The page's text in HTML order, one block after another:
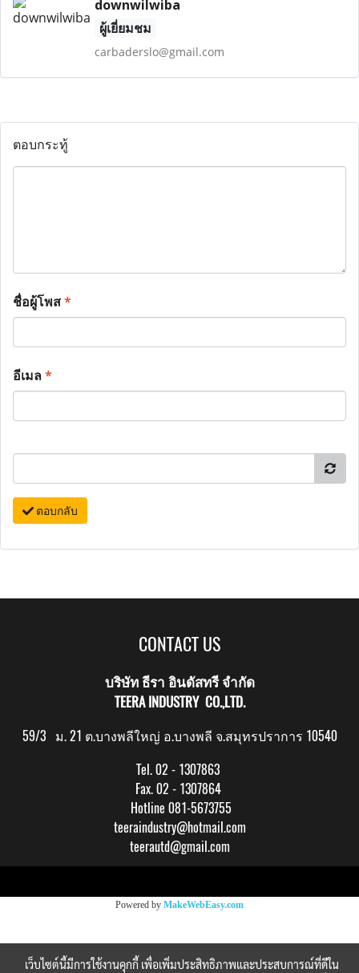
downwilwiba
ผู้เยี่ยมชม
carbaderslo@gmail.com
ตอบกระทู้
ชื่อผู้โพส*
อีเมล*
ตอบกลับ
CONTACT US
บริษัท ธีรา อินดัสทรี จำกัด
TEERA INDUSTRY CO.,LTD.
59/3 ม. 21 ต.บางพลีใหญ่ อ.บางพลี จ.สมุทรปราการ 10540
Tel. 02 - 1307863
Fax. 02 - 1307864
Hotline 081-5673755
teeraindustry@hotmail.com
teerautd@gmail.com
Powered by MakeWebEasy.com
เว็บไซต์นี้มีการใช้งานคุกกี้ เพื่อเพิ่มประสิทธิภาพและประสบการณ์ที่ดีใน